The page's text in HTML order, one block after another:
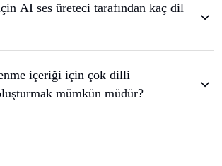
AI ses üreteci tarafından kaç dil
içeriği için çok dilli
mümkün müdür?